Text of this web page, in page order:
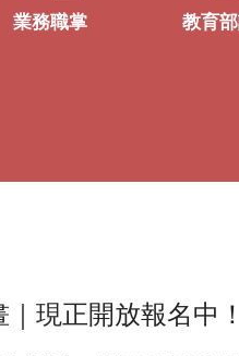
業務職掌 教育
現正開放報名中！